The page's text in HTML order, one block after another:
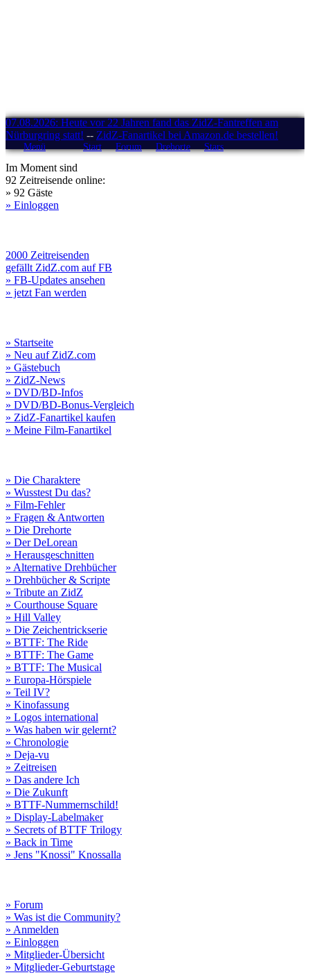
07.08.2026: Heute vor 22 Jahren fand das ZidZ-Fantreffen am
Nürburgring statt! -- ZidZ-Fanartikel bei Amazon.de bestellen!
Menü Start Forum Drehorte Stars
Im Moment sind
92 Zeitreisende online:
» 92 Gäste
» Einloggen
2000 Zeitreisenden
gefällt ZidZ.com auf FB
» FB-Updates ansehen
» jetzt Fan werden
» Startseite
» Neu auf ZidZ.com
» Gästebuch
» ZidZ-News
» DVD/BD-Infos
» DVD/BD-Bonus-Vergleich
» ZidZ-Fanartikel kaufen
» Meine Film-Fanartikel
» Die Charaktere
» Wusstest Du das?
» Film-Fehler
» Fragen & Antworten
» Die Drehorte
» Der DeLorean
» Herausgeschnitten
» Alternative Drehbücher
» Drehbücher & Scripte
» Tribute an ZidZ
» Courthouse Square
» Hill Valley
» Die Zeichentrickserie
» BTTF: The Ride
» BTTF: The Game
» BTTF: The Musical
» Europa-Hörspiele
» Teil IV?
» Kinofassung
» Logos international
» Was haben wir gelernt?
» Chronologie
» Deja-vu
» Zeitreisen
» Das andere Ich
» Die Zukunft
» BTTF-Nummernschild!
» Display-Labelmaker
» Secrets of BTTF Trilogy
» Back in Time
» Jens "Knossi" Knossalla
» Forum
» Was ist die Community?
» Anmelden
» Einloggen
» Mitglieder-Übersicht
» Mitglieder-Geburtstage